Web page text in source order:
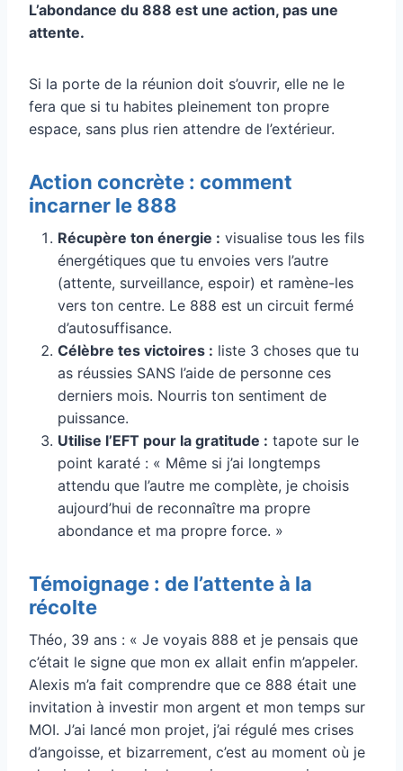
L’abondance du 888 est une action, pas une
attente.
Si la porte de la réunion doit s’ouvrir, elle ne le
fera que si tu habites pleinement ton propre
espace, sans plus rien attendre de l’extérieur.
Action concrète : comment
incarner le 888
Récupère ton énergie : visualise tous les fils
énergétiques que tu envoies vers l’autre
(attente, surveillance, espoir) et ramène-les
vers ton centre. Le 888 est un circuit fermé
d’autosuffisance.
Célèbre tes victoires : liste 3 choses que tu
as réussies SANS l’aide de personne ces
derniers mois. Nourris ton sentiment de
puissance.
Utilise l’EFT pour la gratitude : tapote sur le
point karaté : « Même si j’ai longtemps
attendu que l’autre me complète, je choisis
aujourd’hui de reconnaître ma propre
abondance et ma propre force. »
Témoignage : de l’attente à la
récolte
Théo, 39 ans : « Je voyais 888 et je pensais que
c’était le signe que mon ex allait enfin m’appeler.
Alexis m’a fait comprendre que ce 888 était une
invitation à investir mon argent et mon temps sur
MOI. J’ai lancé mon projet, j’ai régulé mes crises
d’angoisse, et bizarrement, c’est au moment où je